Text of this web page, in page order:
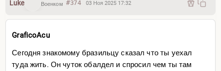
головы. Ухх
Следующий момент на подумать, личное наблюдение.
Смотрите. Когда ты в Южной Америке, ты — вот щас
Luke Военком #374 03 Ноя 2025 17:32
GraficoAcu
Сегодня знакомому бразильцу сказал что ты уехал
туда жить. Он чуток обалдел и спросил чем ты там